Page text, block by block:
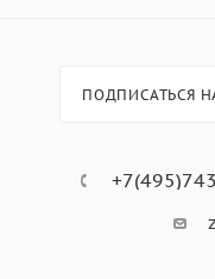
ПОДПИСАТЬСЯ